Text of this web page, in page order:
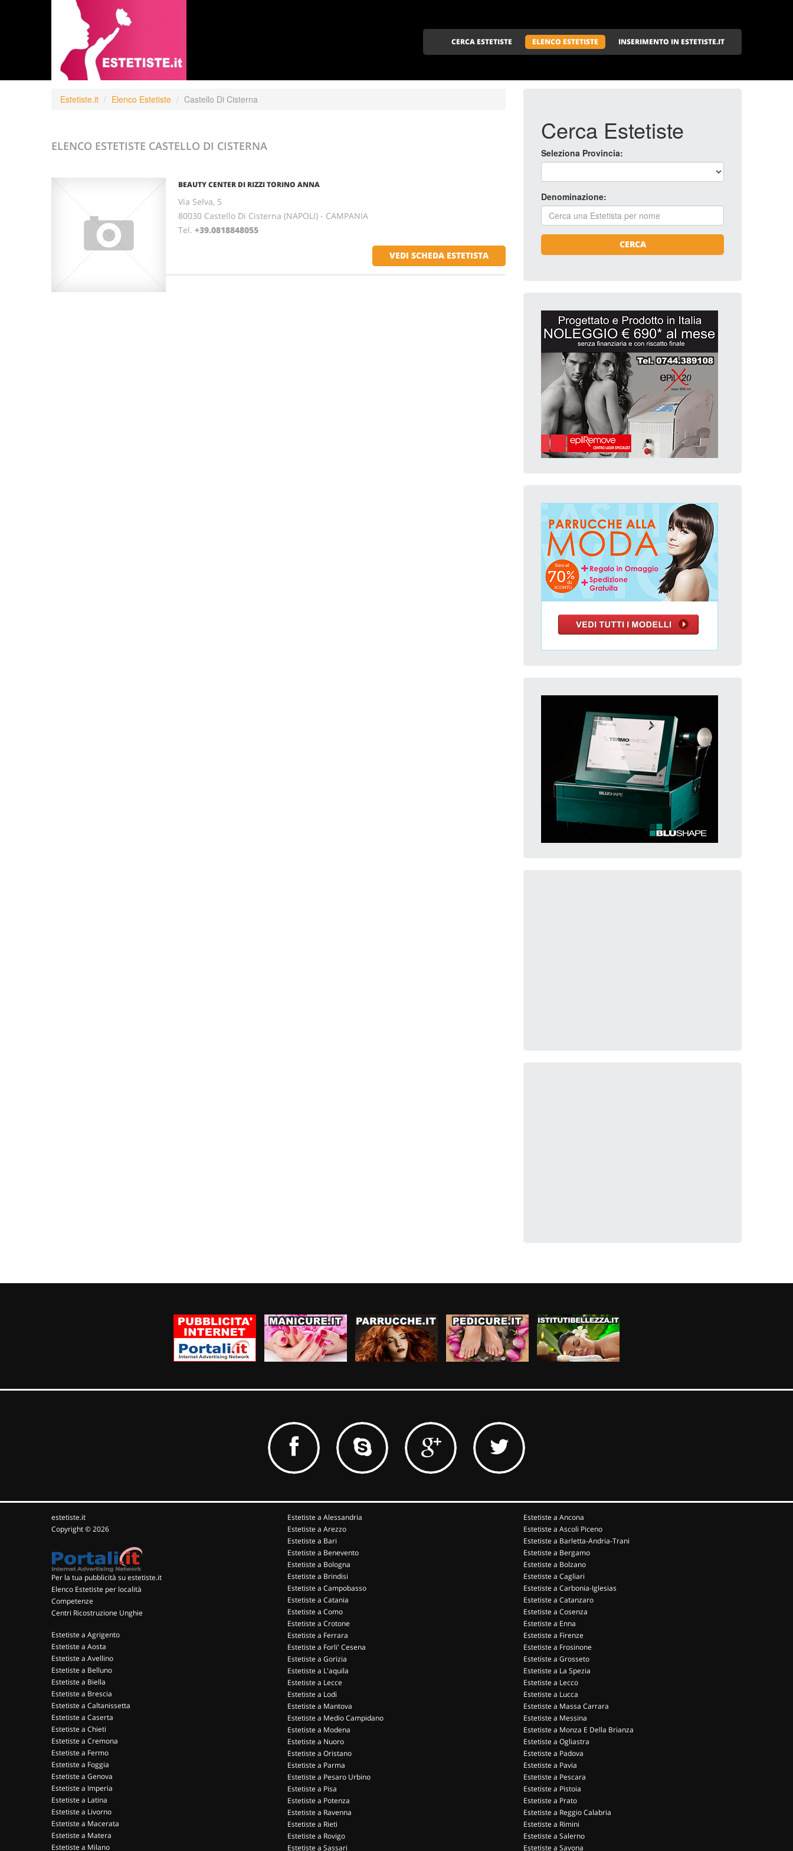
CERCA ESTETISTE ELENCO ESTETISTE INSERIMENTO IN ESTETISTE.IT
Estetiste.it Elenco Estetiste Castello Di Cisterna
ELENCO ESTETISTE CASTELLO DI CISTERNA
BEAUTY CENTER DI RIZZI TORINO ANNA
Via Selva, 5
80030 Castello Di Cisterna (NAPOLI) - CAMPANIA
Tel. +39.0818848055
VEDI SCHEDA ESTETISTA
Cerca Estetiste
Seleziona Provincia:
Denominazione:
CERCA
estetiste.it
Copyright © 2026
Per la tua pubblicità su estetiste.it
Elenco Estetiste per località
Competenze
Centri Ricostruzione Unghie
Estetiste a Agrigento
Estetiste a Aosta
Estetiste a Avellino
Estetiste a Belluno
Estetiste a Biella
Estetiste a Brescia
Estetiste a Caltanissetta
Estetiste a Caserta
Estetiste a Chieti
Estetiste a Cremona
Estetiste a Fermo
Estetiste a Foggia
Estetiste a Genova
Estetiste a Imperia
Estetiste a Latina
Estetiste a Livorno
Estetiste a Macerata
Estetiste a Matera
Estetiste a Milano
Estetiste a Alessandria
Estetiste a Arezzo
Estetiste a Bari
Estetiste a Benevento
Estetiste a Bologna
Estetiste a Brindisi
Estetiste a Campobasso
Estetiste a Catania
Estetiste a Como
Estetiste a Crotone
Estetiste a Ferrara
Estetiste a Forli' Cesena
Estetiste a Gorizia
Estetiste a L'aquila
Estetiste a Lecce
Estetiste a Lodi
Estetiste a Mantova
Estetiste a Medio Campidano
Estetiste a Modena
Estetiste a Nuoro
Estetiste a Oristano
Estetiste a Parma
Estetiste a Pesaro Urbino
Estetiste a Pisa
Estetiste a Potenza
Estetiste a Ravenna
Estetiste a Rieti
Estetiste a Rovigo
Estetiste a Sassari
Estetiste a Ancona
Estetiste a Ascoli Piceno
Estetiste a Barletta-Andria-Trani
Estetiste a Bergamo
Estetiste a Bolzano
Estetiste a Cagliari
Estetiste a Carbonia-Iglesias
Estetiste a Catanzaro
Estetiste a Cosenza
Estetiste a Enna
Estetiste a Firenze
Estetiste a Frosinone
Estetiste a Grosseto
Estetiste a La Spezia
Estetiste a Lecco
Estetiste a Lucca
Estetiste a Massa Carrara
Estetiste a Messina
Estetiste a Monza E Della Brianza
Estetiste a Ogliastra
Estetiste a Padova
Estetiste a Pavia
Estetiste a Pescara
Estetiste a Pistoia
Estetiste a Prato
Estetiste a Reggio Calabria
Estetiste a Rimini
Estetiste a Salerno
Estetiste a Savona